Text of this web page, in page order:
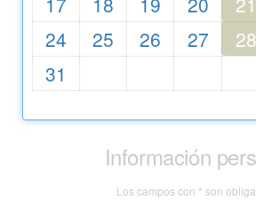
24
25 26 27 28
31
Información
Los campos con * son